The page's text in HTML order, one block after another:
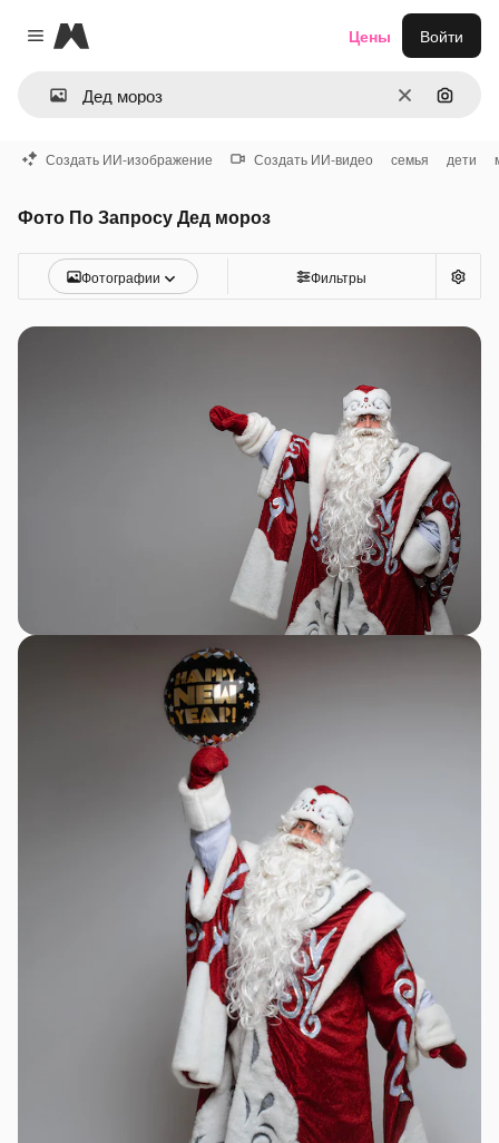
Close menu
Magnific
ОчиститьПоиск
Цены Войти
Создать ИИ-изображение Создать ИИ-видео семья дети
Фото По Запросу Дед мороз
Фотографии Фильтры